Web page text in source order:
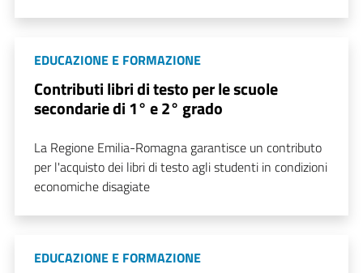
EDUCAZIONE E FORMAZIONE
Contributi libri di testo per le scuole
secondarie di 1° e 2° grado
La Regione Emilia-Romagna garantisce un contributo
per l'acquisto dei libri di testo agli studenti in condizioni
economiche disagiate
EDUCAZIONE E FORMAZIONE